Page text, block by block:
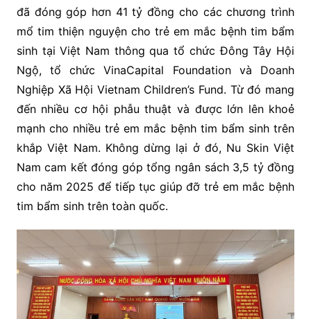
đã đóng góp hơn 41 tỷ đồng cho các chương trình
mổ tim thiện nguyện cho trẻ em mắc bệnh tim bẩm
sinh tại Việt Nam thông qua tổ chức Đông Tây Hội
Ngộ, tổ chức VinaCapital Foundation và Doanh
Nghiệp Xã Hội Vietnam Children’s Fund. Từ đó mang
đến nhiều cơ hội phẫu thuật và được lớn lên khoẻ
mạnh cho nhiều trẻ em mắc bệnh tim bẩm sinh trên
khắp Việt Nam. Không dừng lại ở đó, Nu Skin Việt
Nam cam kết đóng góp tổng ngân sách 3,5 tỷ đồng
cho năm 2025 để tiếp tục giúp đỡ trẻ em mắc bệnh
tim bẩm sinh trên toàn quốc.